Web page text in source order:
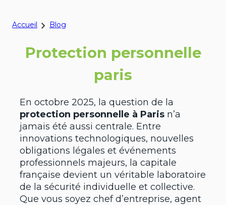
Accueil Blog
Protection personnelle
paris
En octobre 2025, la question de la
protection personnelle à Paris n’a
jamais été aussi centrale. Entre
innovations technologiques, nouvelles
obligations légales et événements
professionnels majeurs, la capitale
française devient un véritable laboratoire
de la sécurité individuelle et collective.
Que vous soyez chef d’entreprise, agent